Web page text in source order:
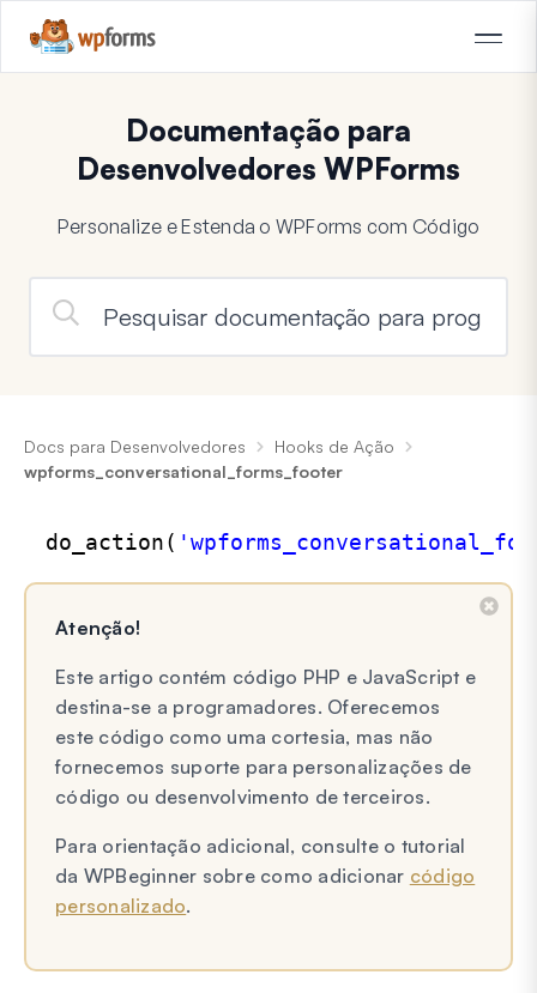
Documentação para
Desenvolvedores WPForms
Personalize e Estenda o WPForms com Código
Docs para Desenvolvedores
Hooks de Ação
wpforms_conversational_forms_footer
do_action(
Atenção!
Este artigo contém código PHP e JavaScript e
destina-se a programadores. Oferecemos
este código como uma cortesia, mas não
fornecemos suporte para personalizações de
código ou desenvolvimento de terceiros.
Para orientação adicional, consulte o tutorial
da WPBeginner sobre como adicionar código
personalizado.